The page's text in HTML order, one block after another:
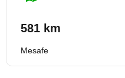
581 km
Mesafe